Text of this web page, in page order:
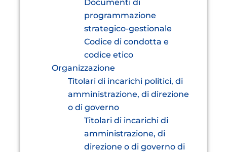
Documenti di
programmazione
strategico-gestionale
Codice di condotta e
codice etico
Organizzazione
Titolari di incarichi politici, di
amministrazione, di direzione
o di governo
Titolari di incarichi di
amministrazione, di
direzione o di governo di